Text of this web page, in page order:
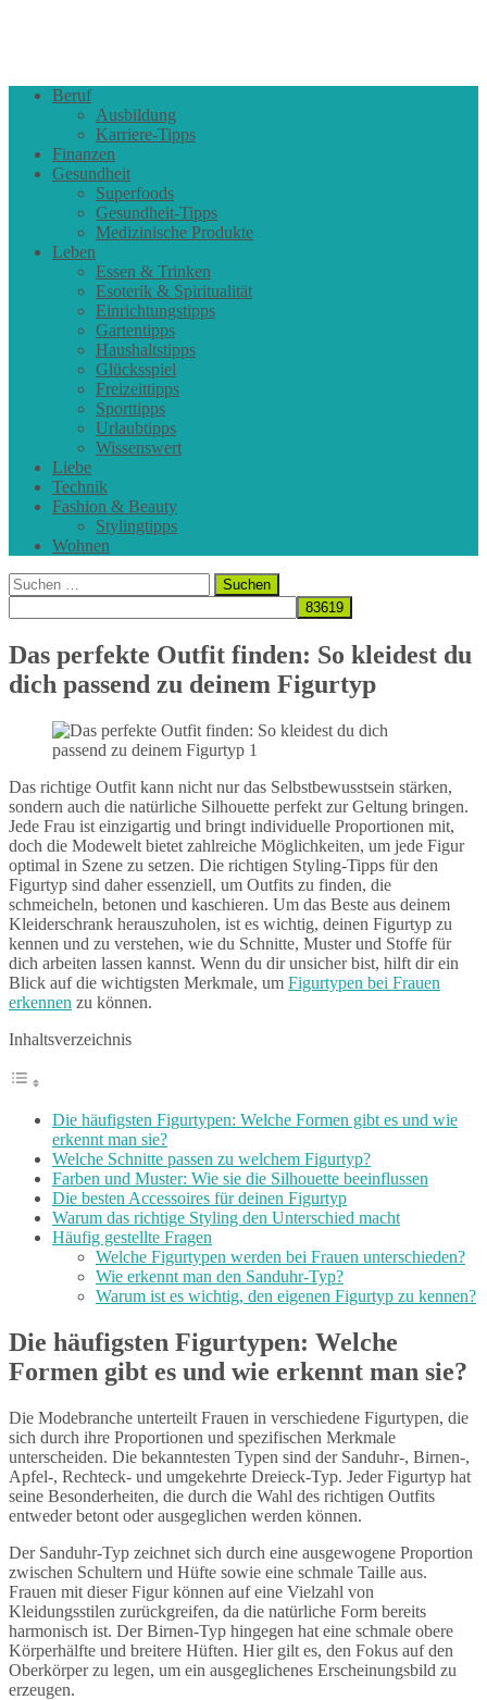
Beruf
Ausbildung
Karriere-Tipps
Finanzen
Gesundheit
Superfoods
Gesundheit-Tipps
Medizinische Produkte
Leben
Essen & Trinken
Esoterik & Spiritualität
Einrichtungstipps
Gartentipps
Haushaltstipps
Glücksspiel
Freizeittipps
Sporttipps
Urlaubtipps
Wissenswert
Liebe
Technik
Fashion & Beauty
Stylingtipps
Wohnen
Suchen
nach:
Das perfekte Outfit finden: So kleidest du
dich passend zu deinem Figurtyp
Das richtige Outfit kann nicht nur das Selbstbewusstsein stärken,
sondern auch die natürliche Silhouette perfekt zur Geltung bringen.
Jede Frau ist einzigartig und bringt individuelle Proportionen mit,
doch die Modewelt bietet zahlreiche Möglichkeiten, um jede Figur
optimal in Szene zu setzen. Die richtigen Styling-Tipps für den
Figurtyp sind daher essenziell, um Outfits zu finden, die
schmeicheln, betonen und kaschieren. Um das Beste aus deinem
Kleiderschrank herauszuholen, ist es wichtig, deinen Figurtyp zu
kennen und zu verstehen, wie du Schnitte, Muster und Stoffe für
dich arbeiten lassen kannst. Wenn du dir unsicher bist, hilft dir ein
Blick auf die wichtigsten Merkmale, um Figurtypen bei Frauen
erkennen zu können.
Inhaltsverzeichnis
Die häufigsten Figurtypen: Welche Formen gibt es und wie
erkennt man sie?
Welche Schnitte passen zu welchem Figurtyp?
Farben und Muster: Wie sie die Silhouette beeinflussen
Die besten Accessoires für deinen Figurtyp
Warum das richtige Styling den Unterschied macht
Häufig gestellte Fragen
Welche Figurtypen werden bei Frauen unterschieden?
Wie erkennt man den Sanduhr-Typ?
Warum ist es wichtig, den eigenen Figurtyp zu kennen?
Die häufigsten Figurtypen: Welche
Formen gibt es und wie erkennt man sie?
Die Modebranche unterteilt Frauen in verschiedene Figurtypen, die
sich durch ihre Proportionen und spezifischen Merkmale
unterscheiden. Die bekanntesten Typen sind der Sanduhr-, Birnen-,
Apfel-, Rechteck- und umgekehrte Dreieck-Typ. Jeder Figurtyp hat
seine Besonderheiten, die durch die Wahl des richtigen Outfits
entweder betont oder ausgeglichen werden können.
Der Sanduhr-Typ zeichnet sich durch eine ausgewogene Proportion
zwischen Schultern und Hüfte sowie eine schmale Taille aus.
Frauen mit dieser Figur können auf eine Vielzahl von
Kleidungsstilen zurückgreifen, da die natürliche Form bereits
harmonisch ist. Der Birnen-Typ hingegen hat eine schmale obere
Körperhälfte und breitere Hüften. Hier gilt es, den Fokus auf den
Oberkörper zu legen, um ein ausgeglichenes Erscheinungsbild zu
erzeugen.